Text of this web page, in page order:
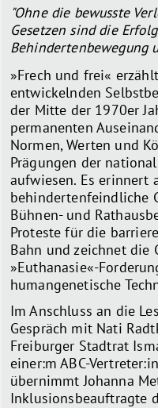
"Ohne die bewusste
Gesetzen sind die
Behindertenbewegung
»Frech und frei«
entwickelnden
der Mitte der 1970er
permanenten
Normen, Werten und
Prägungen der
aufwiesen. Es erinnert
behindertenfeindliche
Bühnen- und
Proteste für die
Bahn und zeichnet die
»Euthanasie«-
humangenetische
Im Anschluss an die
Gespräch mit Nati
Freiburger Stadtrat
einer:m ABC-
übernimmt Johanna
Inklusionsbeauftragte